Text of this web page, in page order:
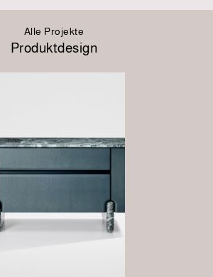
Alle Projekte
Produktdesign